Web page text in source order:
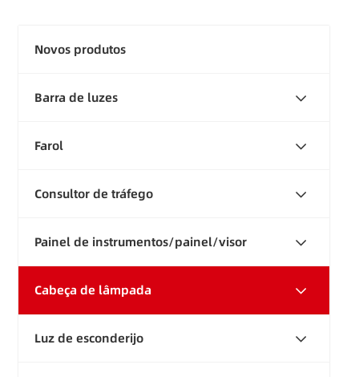
Novos produtos
Barra de luzes
Farol
Consultor de tráfego
Painel de instrumentos/painel/visor
Cabeça de lâmpada
Luz de esconderijo